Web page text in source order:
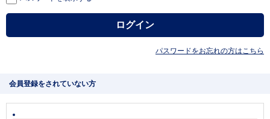
パスワードをお忘れの方はこちら
会員登録をされていない方